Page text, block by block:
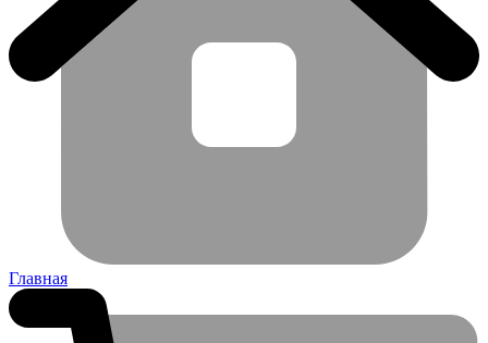
Главная